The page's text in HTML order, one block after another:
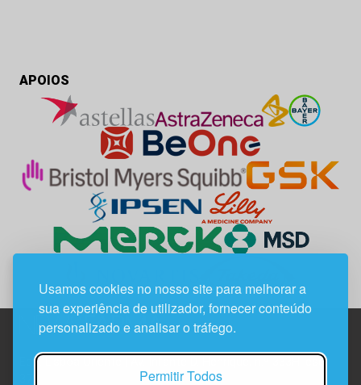
Usamos cookies no nosso site para melhorar a
sua experiência de utilizador, fornecer conteúdo
personalizado e analisar o tráfego.
Permitir Todos
APOIOS
Edif. Lisboa Oriente | Av. Infante D. Henrique, n.º 333H, esc.